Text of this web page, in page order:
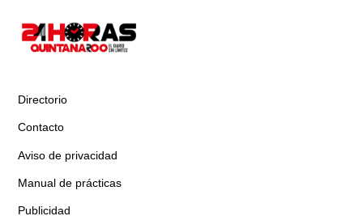
Directorio
Contacto
Aviso de privacidad
Manual de prácticas
Publicidad